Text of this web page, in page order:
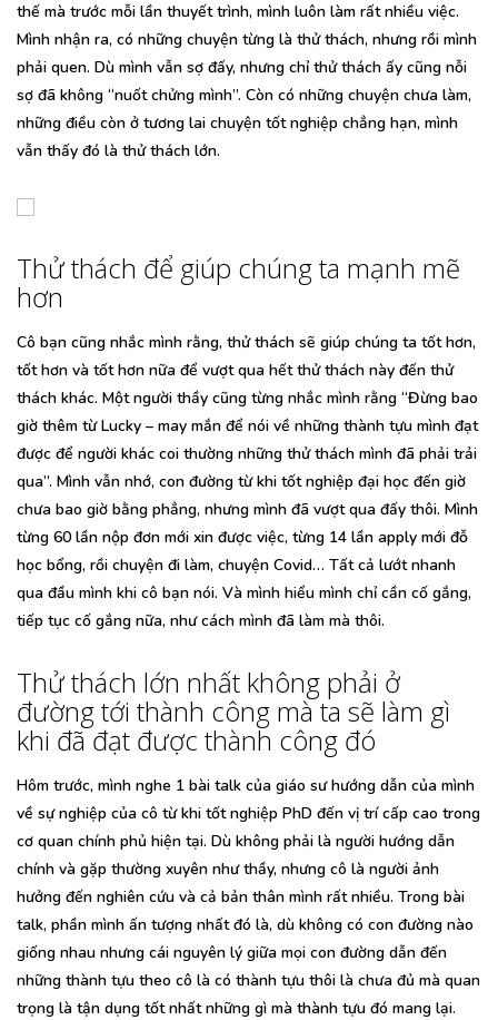
thế mà trước mỗi lần thuyết trình, mình luôn làm rất nhiều việc.
Mình nhận ra, có những chuyện từng là thử thách, nhưng rồi mình
phải quen. Dù mình vẫn sợ đấy, nhưng chỉ thử thách ấy cũng nỗi
sợ đã không “nuốt chửng mình”. Còn có những chuyện chưa làm,
những điều còn ở tương lai chuyện tốt nghiệp chẳng hạn, mình
vẫn thấy đó là thử thách lớn.
Thử thách để giúp chúng ta mạnh mẽ
hơn
Cô bạn cũng nhắc mình rằng, thử thách sẽ giúp chúng ta tốt hơn,
tốt hơn và tốt hơn nữa để vượt qua hết thử thách này đến thử
thách khác. Một người thầy cũng từng nhắc mình rằng “Đừng bao
giờ thêm từ Lucky – may mắn để nói về những thành tựu mình đạt
được để người khác coi thường những thử thách mình đã phải trải
qua”. Mình vẫn nhớ, con đường từ khi tốt nghiệp đại học đến giờ
chưa bao giờ bằng phẳng, nhưng mình đã vượt qua đấy thôi. Mình
từng 60 lần nộp đơn mới xin được việc, từng 14 lần apply mới đỗ
học bổng, rồi chuyện đi làm, chuyện Covid… Tất cả lướt nhanh
qua đầu mình khi cô bạn nói. Và mình hiểu mình chỉ cần cố gắng,
tiếp tục cố gắng nữa, như cách mình đã làm mà thôi.
Thử thách lớn nhất không phải ở
đường tới thành công mà ta sẽ làm gì
khi đã đạt được thành công đó
Hôm trước, mình nghe 1 bài talk của giáo sư hướng dẫn của mình
về sự nghiệp của cô từ khi tốt nghiệp PhD đến vị trí cấp cao trong
cơ quan chính phủ hiện tại. Dù không phải là người hướng dẫn
chính và gặp thường xuyên như thầy, nhưng cô là người ảnh
hưởng đến nghiên cứu và cả bản thân mình rất nhiều. Trong bài
talk, phần mình ấn tượng nhất đó là, dù không có con đường nào
giống nhau nhưng cái nguyên lý giữa mọi con đường dẫn đến
những thành tựu theo cô là có thành tựu thôi là chưa đủ mà quan
trọng là tận dụng tốt nhất những gì mà thành tựu đó mang lại.